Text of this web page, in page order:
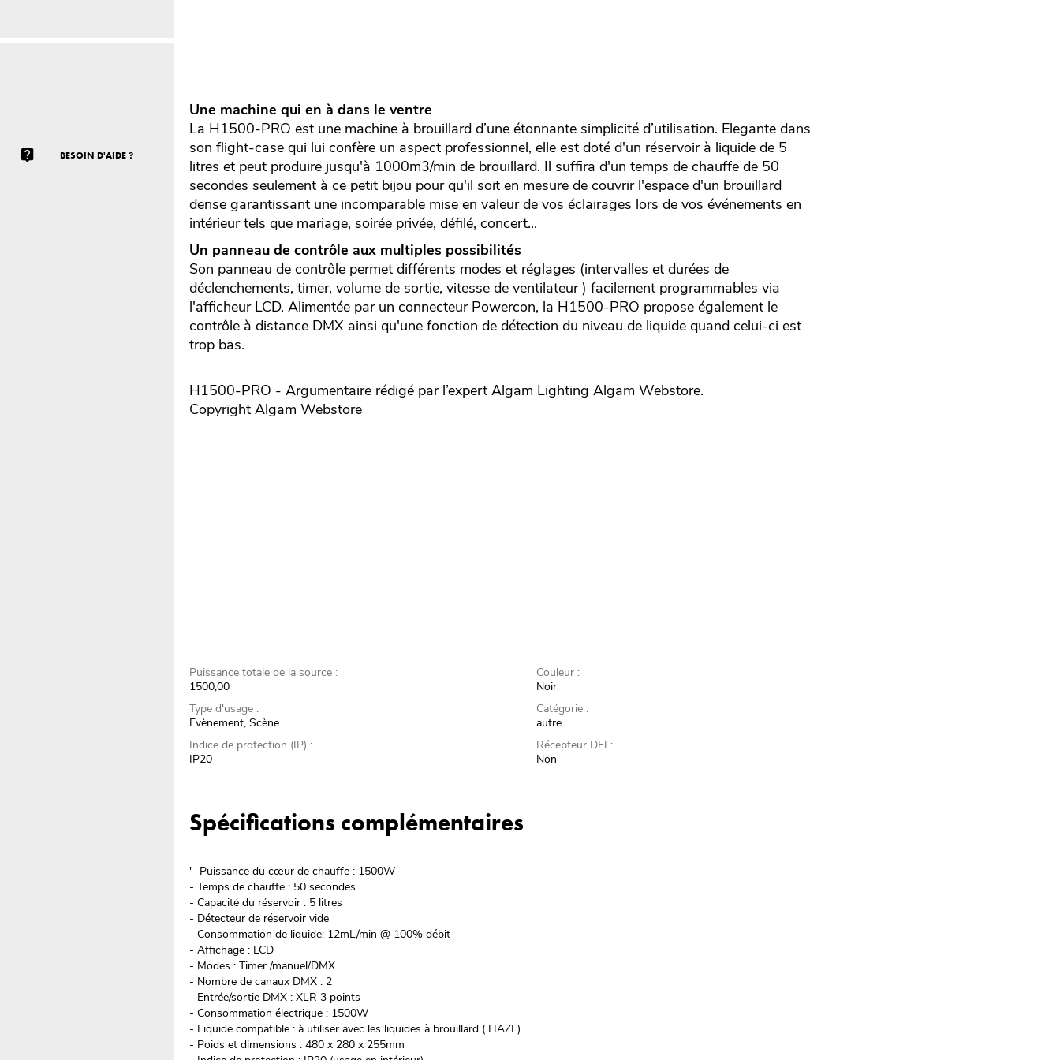
BESOIN D'AIDE ?
Une machine qui en à dans le ventre
La H1500-PRO est une machine à brouillard d’une étonnante simplicité d’utilisation. Elegante dans
son flight-case qui lui confère un aspect professionnel, elle est doté d'un réservoir à liquide de 5
litres et peut produire jusqu'à 1000m3/min de brouillard. Il suffira d'un temps de chauffe de 50
secondes seulement à ce petit bijou pour qu'il soit en mesure de couvrir l'espace d'un brouillard
dense garantissant une incomparable mise en valeur de vos éclairages lors de vos événements en
intérieur tels que mariage, soirée privée, défilé, concert...
Un panneau de contrôle aux multiples possibilités
Son panneau de contrôle permet différents modes et réglages (intervalles et durées de
déclenchements, timer, volume de sortie, vitesse de ventilateur ) facilement programmables via
l'afficheur LCD. Alimentée par un connecteur Powercon, la H1500-PRO propose également le
contrôle à distance DMX ainsi qu'une fonction de détection du niveau de liquide quand celui-ci est
trop bas.
H1500-PRO - Argumentaire rédigé par l’expertAlgam Lighting Algam Webstore.
Copyright Algam Webstore
Puissance totale de la source :
1500,00
Type d'usage :
Evènement, Scène
Indice de protection (IP) :
IP20
Couleur :
Noir
Catégorie :
autre
Récepteur DFI :
Non
Spécifications complémentaires
'- Puissance du cœur de chauffe : 1500W
- Temps de chauffe : 50 secondes
- Capacité du réservoir : 5 litres
- Détecteur de réservoir vide
- Consommation de liquide: 12mL/min @ 100% débit
- Affichage : LCD
- Modes : Timer /manuel/DMX
- Nombre de canaux DMX : 2
- Entrée/sortie DMX : XLR 3 points
- Consommation électrique : 1500W
- Liquide compatible : à utiliser avec les liquides à brouillard ( HAZE)
- Poids et dimensions : 480 x 280 x 255mm